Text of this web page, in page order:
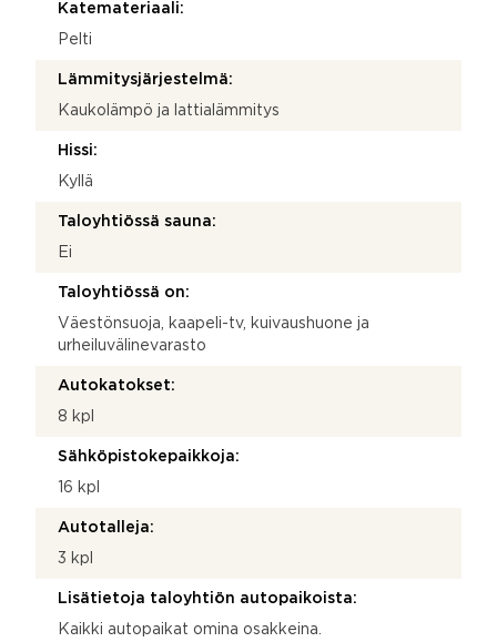
Katemateriaali:
Pelti
Lämmitysjärjestelmä:
Kaukolämpö ja lattialämmitys
Hissi:
Kyllä
Taloyhtiössä sauna:
Ei
Taloyhtiössä on:
Väestönsuoja, kaapeli-tv, kuivaushuone ja
urheiluvälinevarasto
Autokatokset:
8 kpl
Sähköpistokepaikkoja:
16 kpl
Autotalleja:
3 kpl
Lisätietoja taloyhtiön autopaikoista:
Kaikki autopaikat omina osakkeina.